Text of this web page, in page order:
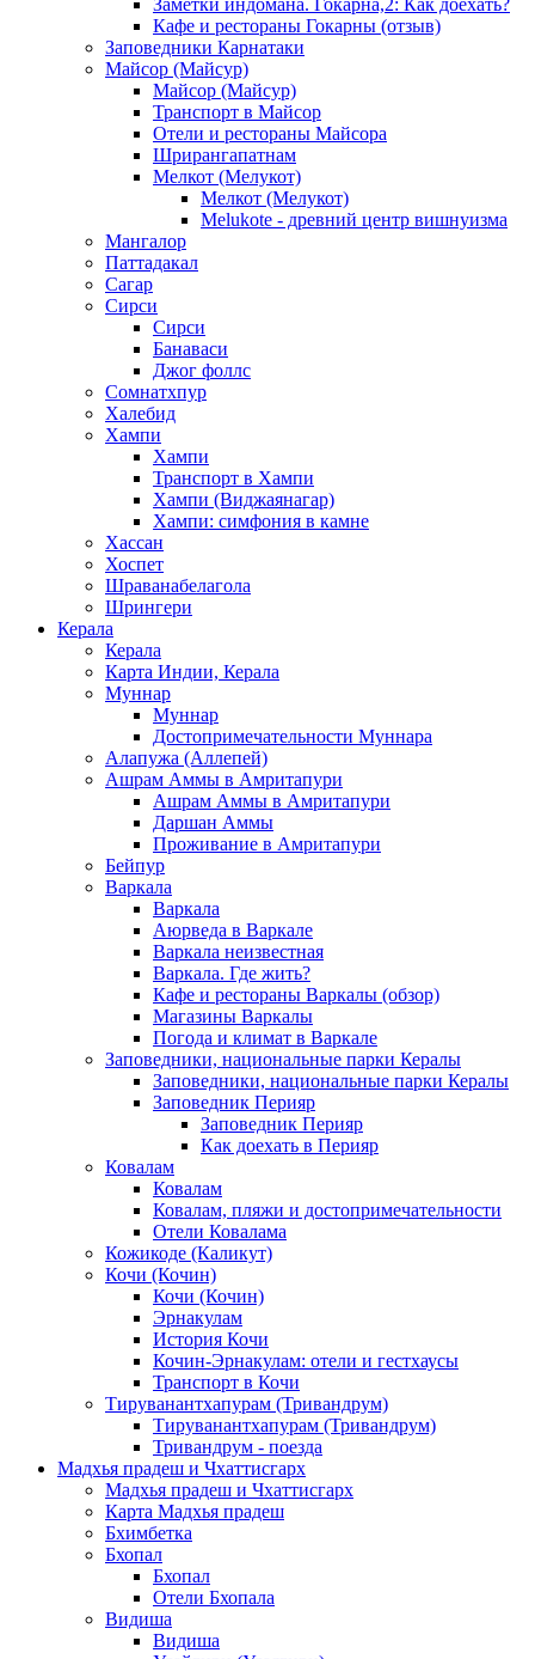
Заметки индомана. Гокарна,2: Как доехать?
Кафе и рестораны Гокарны (отзыв)
Заповедники Карнатаки
Майсор (Майсур)
Майсор (Майсур)
Транспорт в Майсор
Отели и рестораны Майсора
Шрирангапатнам
Мелкот (Мелукот)
Мелкот (Мелукот)
Melukote - древний центр вишнуизма
Мангалор
Паттадакал
Сагар
Сирси
Сирси
Банаваси
Джог фоллс
Сомнатхпур
Халебид
Хампи
Хампи
Транспорт в Хампи
Хампи (Виджаянагар)
Хампи: симфония в камне
Хассан
Хоспет
Шраванабелагола
Шрингери
Керала
Керала
Карта Индии, Керала
Муннар
Муннар
Достопримечательности Муннара
Алапужа (Аллепей)
Ашрам Аммы в Амритапури
Ашрам Аммы в Амритапури
Даршан Аммы
Проживание в Амритапури
Бейпур
Варкала
Варкала
Аюрведа в Варкале
Варкала неизвестная
Варкала. Где жить?
Кафе и рестораны Варкалы (обзор)
Магазины Варкалы
Погода и климат в Варкале
Заповедники, национальные парки Кералы
Заповедники, национальные парки Кералы
Заповедник Перияр
Заповедник Перияр
Как доехать в Перияр
Ковалам
Ковалам
Ковалам, пляжи и достопримечательности
Отели Ковалама
Кожикоде (Каликут)
Кочи (Кочин)
Кочи (Кочин)
Эрнакулам
История Кочи
Кочин-Эрнакулам: отели и гестхаусы
Транспорт в Кочи
Тируванантхапурам (Тривандрум)
Тируванантхапурам (Тривандрум)
Тривандрум - поезда
Мадхья прадеш и Чхаттисгарх
Мадхья прадеш и Чхаттисгарх
Карта Мадхья прадеш
Бхимбетка
Бхопал
Бхопал
Отели Бхопала
Видиша
Видиша